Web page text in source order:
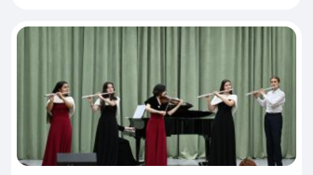
человека, а вопросы к игре были посвящены
тематике Космоса. Все участники получили
сладкие призы и…